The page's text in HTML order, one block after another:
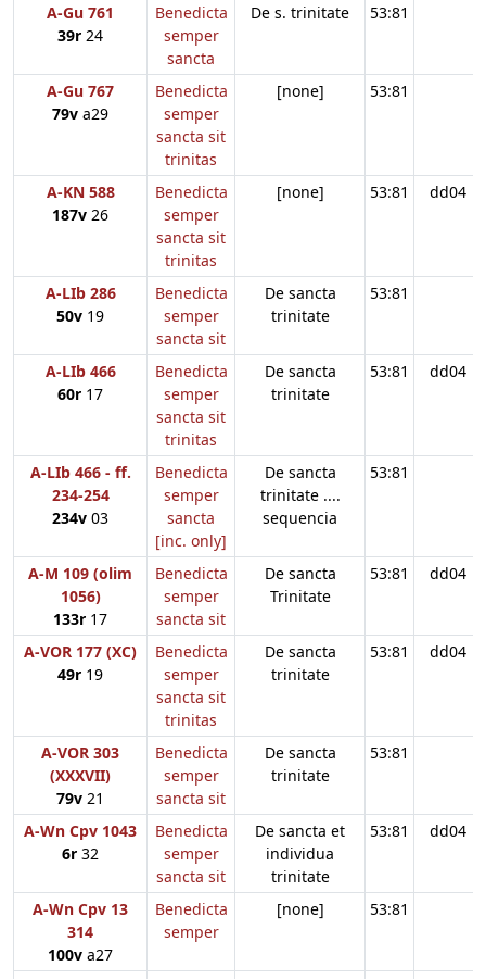
A-Gu 761
39r 24
Benedicta
semper
sancta
De s. trinitate 53:81
A-Gu 767
79v a29
Benedicta
semper
sancta sit
trinitas
[none] 53:81
A-KN 588
187v 26
Benedicta
semper
sancta sit
trinitas
[none] 53:81 dd04
A-LIb 286
50v 19
Benedicta
semper
sancta sit
De sancta
trinitate
53:81
A-LIb 466
60r 17
Benedicta
semper
sancta sit
trinitas
De sancta
trinitate
53:81 dd04
A-LIb 466 - ff.
234-254
234v 03
Benedicta
semper
sancta
[inc. only]
De sancta
trinitate ....
sequencia
53:81
A-M 109 (olim
1056)
133r 17
Benedicta
semper
sancta sit
De sancta
Trinitate
53:81 dd04
A-VOR 177 (XC)
49r 19
Benedicta
semper
sancta sit
trinitas
De sancta
trinitate
53:81 dd04
A-VOR 303
(XXXVII)
79v 21
Benedicta
semper
sancta sit
De sancta
trinitate
53:81
A-Wn Cpv 1043
6r 32
Benedicta
semper
sancta sit
De sancta et
individua
trinitate
53:81 dd04
A-Wn Cpv 13
314
100v a27
Benedicta
semper
[none] 53:81